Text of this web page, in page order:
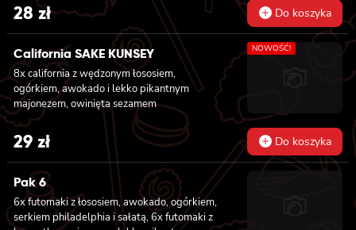
28zł Do koszyka
California SAKE KUNSEY
8x california z wędzonym łososiem,
ogórkiem, awokado i lekko pikantnym
majonezem, owinięta sezamem
NOWOŚĆ!
29 zł Do koszyka
Pak 6
6x futomaki z łososiem, awokado, ogórkiem,
serkiem philadelphia i sałatą, 6x futomaki z